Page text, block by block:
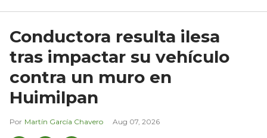
Conductora resulta ilesa
tras impactar su vehículo
contra un muro en
Huimilpan
Martín García Chavero Aug 07, 2026